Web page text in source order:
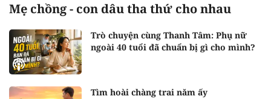
Mẹ chồng - con dâu tha thứ cho nhau
Trò chuyện cùng Thanh Tâm: Phụ nữ
ngoài 40 tuổi đã chuẩn bị gì cho mình?
Tìm hoài chàng trai năm ấy